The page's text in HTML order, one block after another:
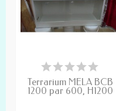
DÉLAI DE FABRICATION
D'UN MOIS
Terrarium MELA BCB
1200 par 600, H1200